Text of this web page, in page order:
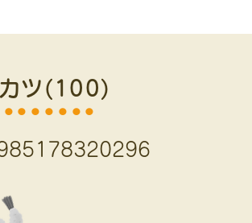
ツ(100)